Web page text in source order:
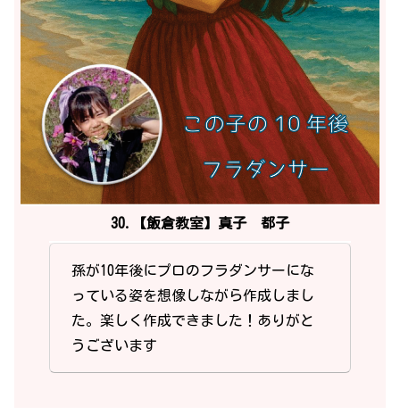
30.【飯倉教室】真子 都子
孫が10年後にプロのフラダンサーにな
っている姿を想像しながら作成しまし
た。楽しく作成できました！ありがと
うございます